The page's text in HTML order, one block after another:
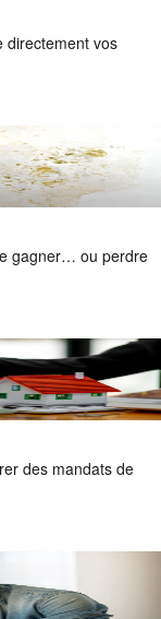
directement vos
gagner… ou perdre
des mandats de